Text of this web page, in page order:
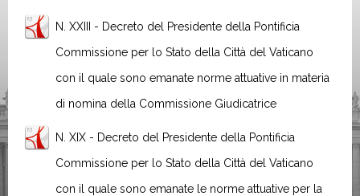
N. XXIII - Decreto del Presidente della Pontificia
Commissione per lo Stato della Città del Vaticano
con il quale sono emanate norme attuative in materia
di nomina della Commissione Giudicatrice
N. XIX - Decreto del Presidente della Pontificia
Commissione per lo Stato della Città del Vaticano
con il quale sono emanate le norme attuative per la